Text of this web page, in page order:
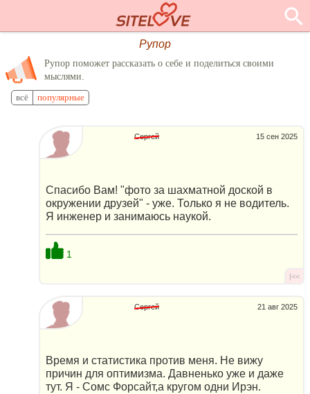
Рупор
Рупор поможет рассказать о себе и поделиться своими
мыслями.
всё популярные
15 сен 2025
Сергей
Спасибо Вам! "фото за шахматной доской в
окружении друзей" - уже. Только я не водитель.
Я инженер и занимаюсь наукой.
1
|<<
21 авг 2025
Сергей
Время и статистика против меня. Не вижу
причин для оптимизма. Давненько уже и даже
тут. Я - Сомс Форсайт,а кругом одни Ирэн.